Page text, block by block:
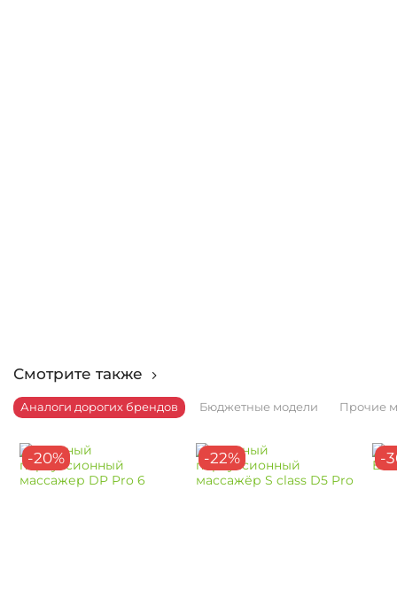
Смотрите также
Аналоги дорогих брендов Бюджетные модели Прочие
-20% -22% -